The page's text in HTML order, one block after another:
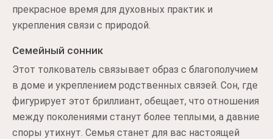
прекрасное время для духовных практик и
укрепления связи с природой.
Семейный сонник
Этот толкователь связывает образ с благополучием
в доме и укреплением родственных связей. Сон, где
фигурирует этот бриллиант, обещает, что отношения
между поколениями станут более теплыми, а давние
споры утихнут. Семья станет для вас настоящей